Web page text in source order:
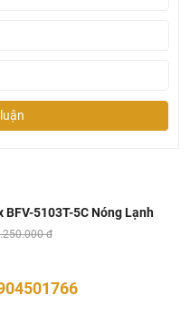
lạnh INAX BFV-5103T-
BFV-5103T-5C Nóng Lạnh
đ